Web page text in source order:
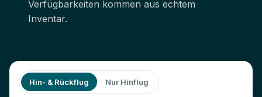
Verfügbarkeiten kommen aus echtem
Inventar.
Hin- & Rückflug Nur Hinflug